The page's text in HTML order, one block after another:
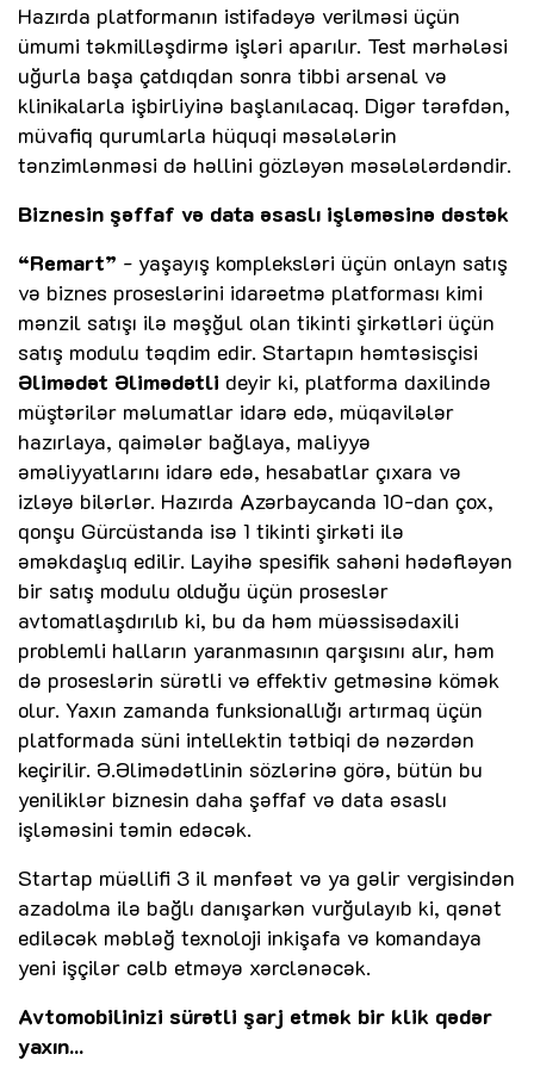
Hazırda platformanın istifadəyə verilməsi üçün
ümumi təkmilləşdirmə işləri aparılır. Test mərhələsi
uğurla başa çatdıqdan sonra tibbi arsenal və
klinikalarla işbirliyinə başlanılacaq. Digər tərəfdən,
müvafiq qurumlarla hüquqi məsələlərin
tənzimlənməsi də həllini gözləyən məsələlərdəndir.
Biznesin şəffaf və data əsaslı işləməsinə dəstək
“Remart” - yaşayış kompleksləri üçün onlayn satış
və biznes proseslərini idarəetmə platforması kimi
mənzil satışı ilə məşğul olan tikinti şirkətləri üçün
satış modulu təqdim edir. Startapın həmtəsisçisi
Əlimədət Əlimədətli deyir ki, platforma daxilində
müştərilər məlumatlar idarə edə, müqavilələr
hazırlaya, qaimələr bağlaya, maliyyə
əməliyyatlarını idarə edə, hesabatlar çıxara və
izləyə bilərlər. Hazırda Azərbaycanda 10-dan çox,
qonşu Gürcüstanda isə 1 tikinti şirkəti ilə
əməkdaşlıq edilir. Layihə spesifik sahəni hədəfləyən
bir satış modulu olduğu üçün proseslər
avtomatlaşdırılıb ki, bu da həm müəssisədaxili
problemli halların yaranmasının qarşısını alır, həm
də proseslərin sürətli və effektiv getməsinə kömək
olur. Yaxın zamanda funksionallığı artırmaq üçün
platformada süni intellektin tətbiqi də nəzərdən
keçirilir. Ə.Əlimədətlinin sözlərinə görə, bütün bu
yeniliklər biznesin daha şəffaf və data əsaslı
işləməsini təmin edəcək.
Startap müəllifi 3 il mənfəət və ya gəlir vergisindən
azadolma ilə bağlı danışarkən vurğulayıb ki, qənət
ediləcək məbləğ texnoloji inkişafa və komandaya
yeni işçilər cəlb etməyə xərclənəcək.
Avtomobilinizi sürətli şarj etmək bir klik qədər
yaxın...